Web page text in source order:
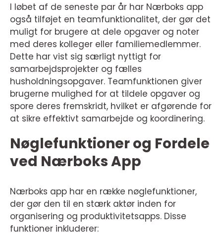
I løbet af de seneste par år har Nærboks app
også tilføjet en teamfunktionalitet, der gør det
muligt for brugere at dele opgaver og noter
med deres kolleger eller familiemedlemmer.
Dette har vist sig særligt nyttigt for
samarbejdsprojekter og fælles
husholdningsopgaver. Teamfunktionen giver
brugerne mulighed for at tildele opgaver og
spore deres fremskridt, hvilket er afgørende for
at sikre effektivt samarbejde og koordinering.
Nøglefunktioner og Fordele
ved Nærboks App
Nærboks app har en række nøglefunktioner,
der gør den til en stærk aktør inden for
organisering og produktivitetsapps. Disse
funktioner inkluderer: